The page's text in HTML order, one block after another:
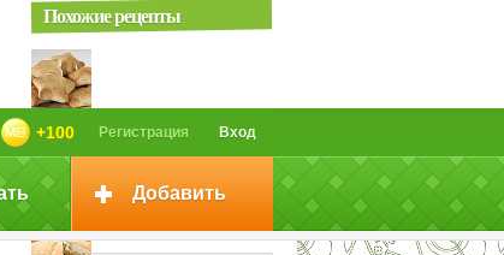
Вход
Регистрация
+100
Добавить
Похожие рецепты
Карп запеченый с мускатным
орехом